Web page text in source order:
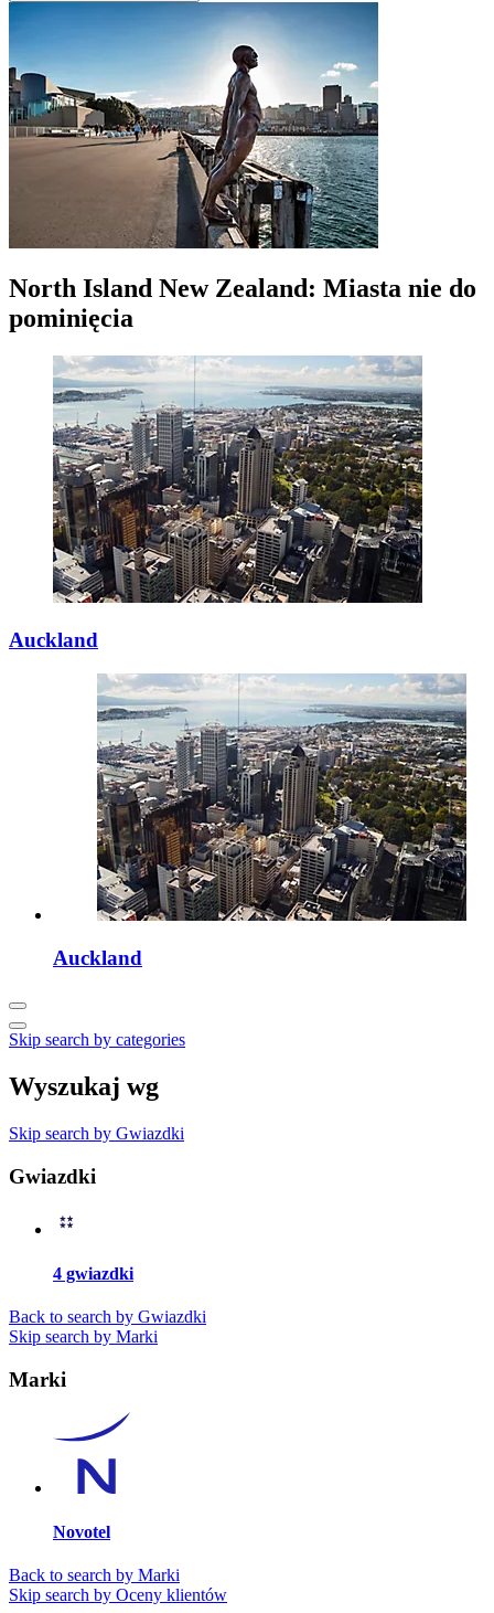
North Island New Zealand: Miasta nie do
pominięcia
Auckland
Auckland
Skip search by categories
Wyszukaj wg
Skip search by Gwiazdki
Gwiazdki
4 gwiazdki
Back to search by Gwiazdki
Skip search by Marki
Marki
Novotel
Back to search by Marki
Skip search by Oceny klientów